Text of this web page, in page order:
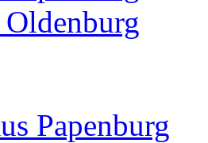
Papenburg